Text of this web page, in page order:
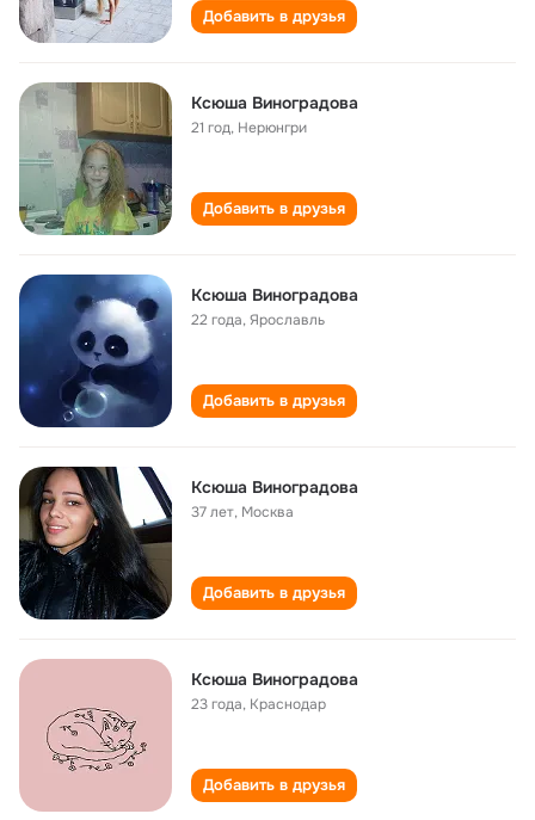
Добавить в друзья
Ксюша Виноградова
21 год, Нерюнгри
Добавить в друзья
Ксюша Виноградова
22 года,Ярославль
Добавить в друзья
Ксюша Виноградова
37 лет, Москва
Добавить в друзья
Ксюша Виноградова
23 года, Краснодар
Добавить в друзья